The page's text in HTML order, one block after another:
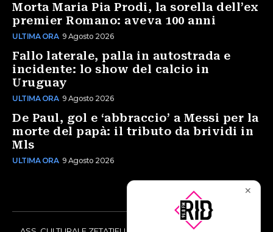
Morta Maria Pia Prodi, la sorella dell’ex
premier Romano: aveva 100 anni
ULTIMA ORA 9 Agosto 2026
Fallo laterale, palla in autostrada e
incidente: lo show del calcio in
Uruguay
ULTIMA ORA 9 Agosto 2026
De Paul, gol e ‘abbraccio’ a Messi per la
morte del papà: il tributo da brividi in
Mls
ULTIMA ORA 9 Agosto 2026
✕